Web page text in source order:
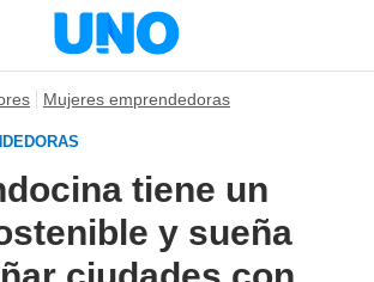
Mujeres emprendedoras
tiene un
y sueña